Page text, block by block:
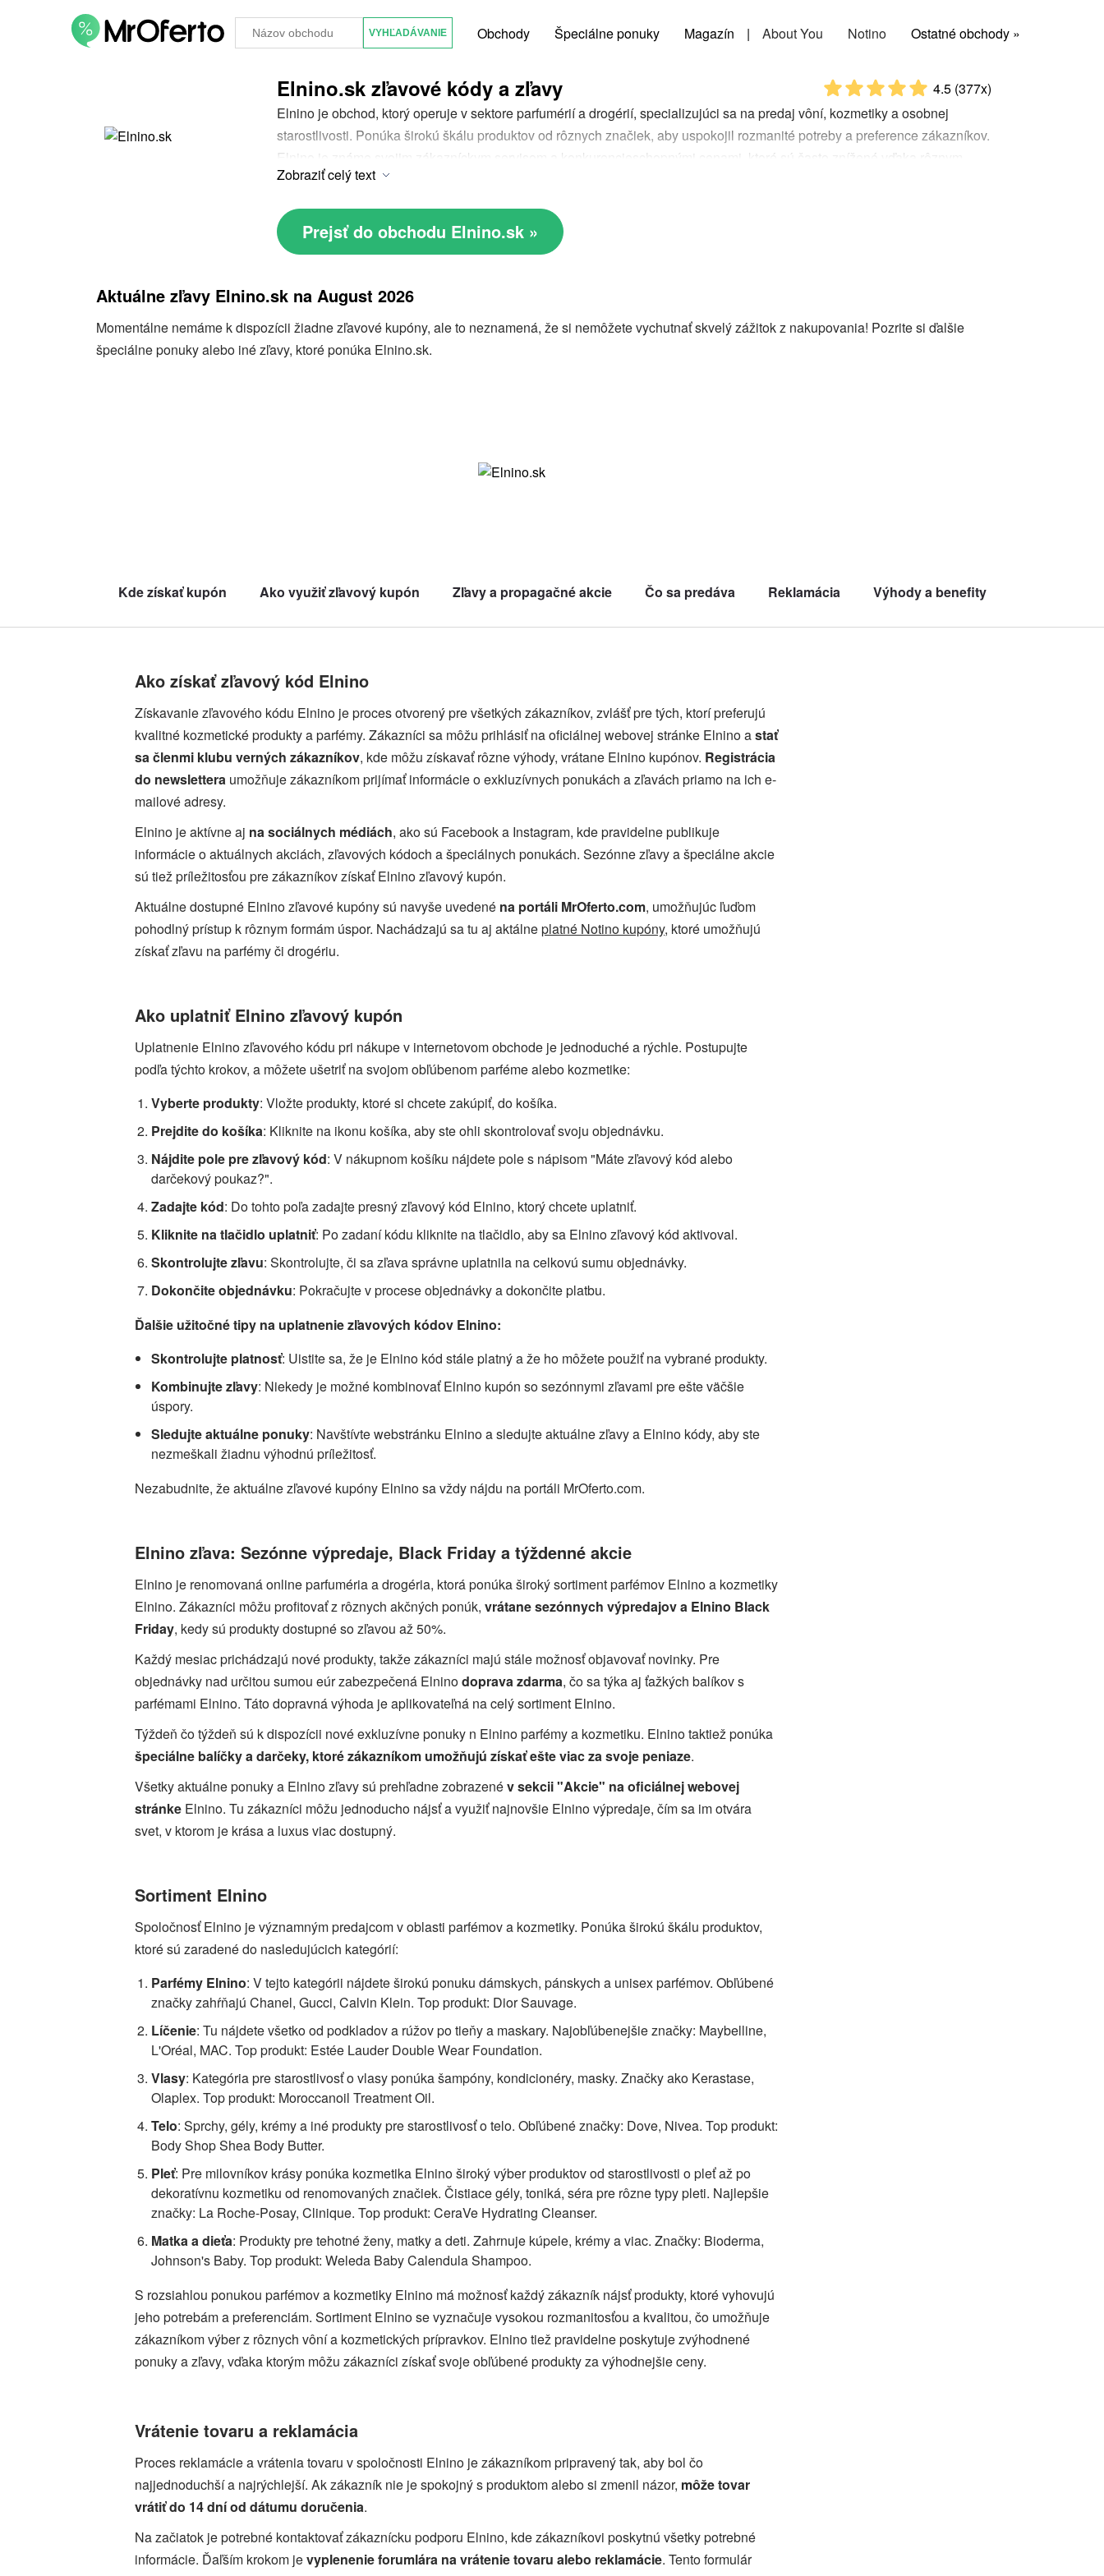
Obchody Špeciálne ponuky Magazín | About You Notino Ostatné obchody »
Elnino.sk zľavové kódy a zľavy 4.5 (377x)
Elnino je obchod, ktorý operuje v sektore parfumérií a drogérií, specializujúci sa na predaj vôní, kozmetiky a osobnej
starostlivosti. Ponúka širokú škálu produktov od rôznych značiek, aby uspokojil rozmanité potreby a preference zákazníkov.
Elnino je známe svojim zákazníckym servisom a konkurencieschopnými cenami, ktoré sú často znížené vďaka rôznym
propagačným akciám a zľavovým kódom.
Zobraziť celý text
Prejsť do obchodu Elnino.sk »
Aktuálne zľavy Elnino.sk na August 2026
Momentálne nemáme k dispozícii žiadne zľavové kupóny, ale to neznamená, že si nemôžete vychutnať skvelý zážitok z nakupovania! Pozrite si ďalšie
špeciálne ponuky alebo iné zľavy, ktoré ponúka Elnino.sk.
Kde získať kupón Ako využiť zľavový kupón Zľavy a propagačné akcie Čo sa predáva Reklamácia Výhody a benefity
Ako získať zľavový kód Elnino
Získavanie zľavového kódu Elnino je proces otvorený pre všetkých zákazníkov, zvlášť pre tých, ktorí preferujú
kvalitné kozmetické produkty a parfémy. Zákazníci sa môžu prihlásiť na oficiálnej webovej stránke Elnino astať
sa členmi klubu verných zákazníkov, kde môžu získavať rôzne výhody, vrátane Elnino kupónov. Registrácia
do newslettera umožňuje zákazníkom prijímať informácie o exkluzívnych ponukách a zľavách priamo na ich e-
mailové adresy.
Elnino je aktívne aj na sociálnych médiách, ako sú Facebook a Instagram, kde pravidelne publikuje
informácie o aktuálnych akciách, zľavových kódoch a špeciálnych ponukách. Sezónne zľavy a špeciálne akcie
sú tiež príležitosťou pre zákazníkov získať Elnino zľavový kupón.
Aktuálne dostupné Elnino zľavové kupóny sú navyše uvedené na portáli MrOferto.com, umožňujúc ľuďom
pohodlný prístup k rôznym formám úspor. Nachádzajú sa tu aj aktálneplatné Notino kupóny, ktoré umožňujú
získať zľavu na parfémy či drogériu.
Ako uplatniť Elnino zľavový kupón
Uplatnenie Elnino zľavového kódu pri nákupe v internetovom obchode je jednoduché a rýchle. Postupujte
podľa týchto krokov, a môžete ušetriť na svojom obľúbenom parféme alebo kozmetike:
Vyberte produkty: Vložte produkty, ktoré si chcete zakúpiť, do košíka.
Prejdite do košíka: Kliknite na ikonu košíka, aby ste ohli skontrolovať svoju objednávku.
Nájdite pole pre zľavový kód: V nákupnom košíku nájdete pole s nápisom "Máte zľavový kód alebo
darčekový poukaz?".
Zadajte kód: Do tohto poľa zadajte presný zľavový kód Elnino, ktorý chcete uplatniť.
Kliknite na tlačidlo uplatniť: Po zadaní kódu kliknite na tlačidlo, aby sa Elnino zľavový kód aktivoval.
Skontrolujte zľavu: Skontrolujte, či sa zľava správne uplatnila na celkovú sumu objednávky.
Dokončite objednávku: Pokračujte v procese objednávky a dokončite platbu.
Ďalšie užitočné tipy na uplatnenie zľavových kódov Elnino:
Skontrolujte platnosť: Uistite sa, že je Elnino kód stále platný a že ho môžete použiť na vybrané produkty.
Kombinujte zľavy: Niekedy je možné kombinovať Elnino kupón so sezónnymi zľavami pre ešte väčšie
úspory.
Sledujte aktuálne ponuky: Navštívte webstránku Elnino a sledujte aktuálne zľavy a Elnino kódy, aby ste
nezmeškali žiadnu výhodnú príležitosť.
Nezabudnite, že aktuálne zľavové kupóny Elnino sa vždy nájdu na portáli MrOferto.com.
Elnino zľava: Sezónne výpredaje, Black Friday a týždenné akcie
Elnino je renomovaná online parfuméria a drogéria, ktorá ponúka široký sortiment parfémov Elnino a kozmetiky
Elnino. Zákazníci môžu profitovať z rôznych akčných ponúk,vrátane sezónnych výpredajov a Elnino Black
Friday, kedy sú produkty dostupné so zľavou až 50%.
Každý mesiac prichádzajú nové produkty, takže zákazníci majú stále možnosť objavovať novinky. Pre
objednávky nad určitou sumou eúr zabezpečená Elninodoprava zdarma, čo sa týka aj ťažkých balíkov s
parfémami Elnino. Táto dopravná výhoda je aplikovateľná na celý sortiment Elnino.
Týždeň čo týždeň sú k dispozícii nové exkluzívne ponuky n Elnino parfémy a kozmetiku. Elnino taktiež ponúka
špeciálne balíčky a darčeky, ktoré zákazníkom umožňujú získať ešte viac za svoje peniaze.
Všetky aktuálne ponuky a Elnino zľavy sú prehľadne zobrazenév sekcii "Akcie" na oficiálnej webovej
stránke Elnino. Tu zákazníci môžu jednoducho nájsť a využiť najnovšie Elnino výpredaje, čím sa im otvára
svet, v ktorom je krása a luxus viac dostupný.
Sortiment Elnino
Spoločnosť Elnino je významným predajcom v oblasti parfémov a kozmetiky. Ponúka širokú škálu produktov,
ktoré sú zaradené do nasledujúcich kategórií:
Parfémy Elnino: V tejto kategórii nájdete širokú ponuku dámskych, pánskych a unisex parfémov. Obľúbené
značky zahŕňajú Chanel, Gucci, Calvin Klein. Top produkt: Dior Sauvage.
Líčenie: Tu nájdete všetko od podkladov a rúžov po tieňy a maskary. Najobľúbenejšie značky: Maybelline,
L'Oréal, MAC. Top produkt: Estée Lauder Double Wear Foundation.
Vlasy: Kategória pre starostlivosť o vlasy ponúka šampóny, kondicionéry, masky. Značky ako Kerastase,
Olaplex. Top produkt: Moroccanoil Treatment Oil.
Telo: Sprchy, gély, krémy a iné produkty pre starostlivosť o telo. Obľúbené značky: Dove, Nivea. Top produkt:
Body Shop Shea Body Butter.
Pleť: Pre milovníkov krásy ponúka kozmetika Elnino široký výber produktov od starostlivosti o pleť až po
dekoratívnu kozmetiku od renomovaných značiek. Čistiace gély, toniká, séra pre rôzne typy pleti. Najlepšie
značky: La Roche-Posay, Clinique. Top produkt: CeraVe Hydrating Cleanser.
Matka a dieťa: Produkty pre tehotné ženy, matky a deti. Zahrnuje kúpele, krémy a viac. Značky: Bioderma,
Johnson's Baby. Top produkt: Weleda Baby Calendula Shampoo.
S rozsiahlou ponukou parfémov a kozmetiky Elnino má možnosť každý zákazník nájsť produkty, ktoré vyhovujú
jeho potrebám a preferenciám. Sortiment Elnino se vyznačuje vysokou rozmanitosťou a kvalitou, čo umožňuje
zákazníkom výber z rôznych vôní a kozmetických prípravkov. Elnino tiež pravidelne poskytuje zvýhodnené
ponuky a zľavy, vďaka ktorým môžu zákazníci získať svoje obľúbené produkty za výhodnejšie ceny.
Vrátenie tovaru a reklamácia
Proces reklamácie a vrátenia tovaru v spoločnosti Elnino je zákazníkom pripravený tak, aby bol čo
najjednoduchší a najrýchlejší. Ak zákazník nie je spokojný s produktom alebo si zmenil názor, môže tovar
vrátiť do 14 dní od dátumu doručenia.
Na začiatok je potrebné kontaktovať zákaznícku podporu Elnino, kde zákazníkovi poskytnú všetky potrebné
informácie. Ďaľším krokom jevyplenenie forumlára na vrátenie tovaru alebo reklamácie. Tento formulár